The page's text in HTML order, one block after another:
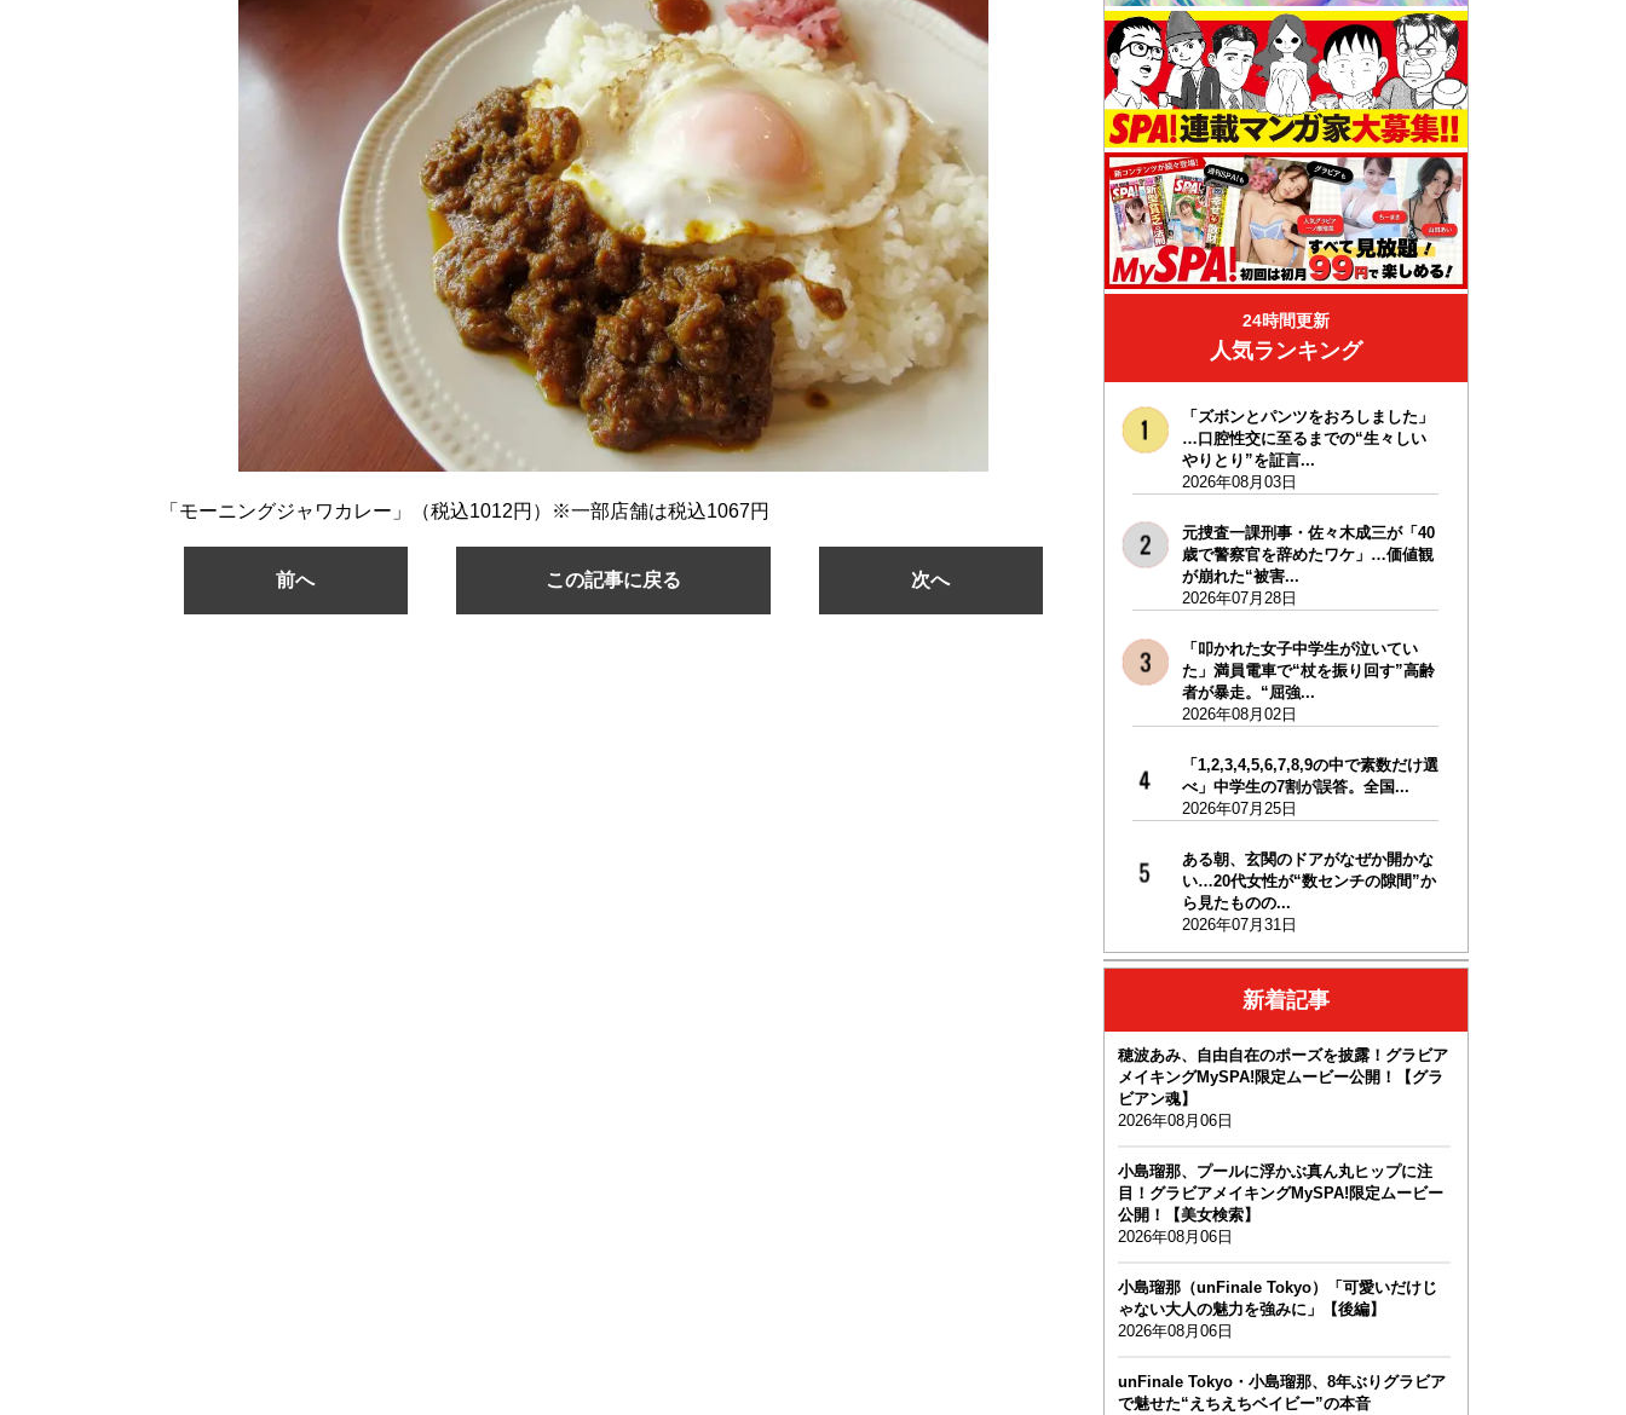
「モーニングジャワカレー」（税込1012円）※一部店舗は税込1067円
前へ この記事に戻る 次へ
24時間更新
人気ランキング
「ズボンとパンツをおろしました」
…口腔性交に至るまでの“生々しい
やりとり”を証言...
2026年08月03日
元捜査一課刑事・佐々木成三が「40
歳で警察官を辞めたワケ」…価値観
が崩れた“被害...
2026年07月28日
「叩かれた女子中学生が泣いてい
た」満員電車で“杖を振り回す”高齢
者が暴走。“屈強...
2026年08月02日
「1,2,3,4,5,6,7,8,9の中で素数だけ選
べ」中学生の7割が誤答。全国...
2026年07月25日
ある朝、玄関のドアがなぜか開かな
い…20代女性が“数センチの隙間”か
ら見たものの...
2026年07月31日
新着記事
穂波あみ、自由自在のポーズを披露！グラビア
メイキングMySPA!限定ムービー公開！【グラ
ビアン魂】
2026年08月06日
小島瑠那、プールに浮かぶ真ん丸ヒップに注
目！グラビアメイキングMySPA!限定ムービー
公開！【美女検索】
2026年08月06日
小島瑠那（unFinale Tokyo）「可愛いだけじ
ゃない大人の魅力を強みに」【後編】
2026年08月06日
unFinale Tokyo・小島瑠那、8年ぶりグラビア
で魅せた“えちえちベイビー”の本音